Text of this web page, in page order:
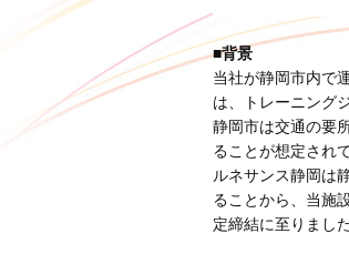
■背景
当社が静岡市内で
は、トレーニング
静岡市は交通の要
ることが想定され
ルネサンス静岡は
ることから、当施
定締結に至りました